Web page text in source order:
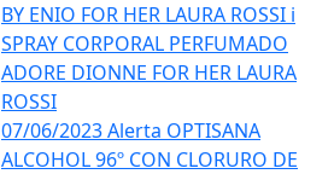
BY ENIO FOR HER LAURA ROSSI i
SPRAY CORPORAL PERFUMADO
ADORE DIONNE FOR HER LAURA
ROSSI
07/06/2023 Alerta OPTISANA
ALCOHOL 96º CON CLORURO DE